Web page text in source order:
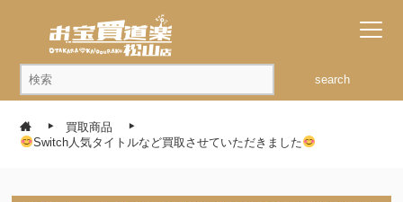
search
買取商品
Switch人気タイトルなど買取させていただきました